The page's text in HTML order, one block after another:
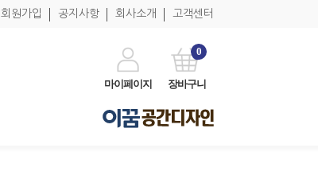
회원가입 공지사항 회사소개 고객센터
마이페이지
0
장바구니